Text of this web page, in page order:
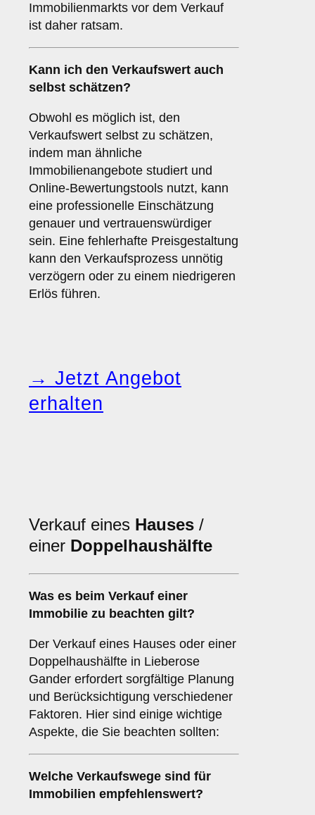
Immobilienmarkts vor dem Verkauf
ist daher ratsam.
Kann ich den Verkaufswert auch
selbst schätzen?
Obwohl es möglich ist, den
Verkaufswert selbst zu schätzen,
indem man ähnliche
Immobilienangebote studiert und
Online-Bewertungstools nutzt, kann
eine professionelle Einschätzung
genauer und vertrauenswürdiger
sein. Eine fehlerhafte Preisgestaltung
kann den Verkaufsprozess unnötig
verzögern oder zu einem niedrigeren
Erlös führen.
→ Jetzt Angebot
erhalten
Verkauf eines Hauses /
einer Doppelhaushälfte
Was es beim Verkauf einer
Immobilie zu beachten gilt?
Der Verkauf eines Hauses oder einer
Doppelhaushälfte in Lieberose
Gander erfordert sorgfältige Planung
und Berücksichtigung verschiedener
Faktoren. Hier sind einige wichtige
Aspekte, die Sie beachten sollten:
Welche Verkaufswege sind für
Immobilien empfehlenswert?